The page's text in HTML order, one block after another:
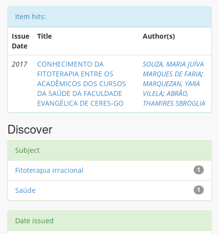
Item hits:
Issue
Date
Title Author(s)
2017
CONHECIMENTO DA
FITOTERAPIA ENTRE OS
ACADÊMICOS DOS CURSOS
DA SAÚDE DA FACULDADE
EVANGÉLICA DE CERES-GO
SOUZA, MARIA JUÍVA
MARQUES DE FARIA;
MARQUEZAN, YARA
VILELA;ABRÃO,
THAMIRES SBROGLIA
Discover
Subject
1
Fitoterapia irracional
1
Saúde
Date issued